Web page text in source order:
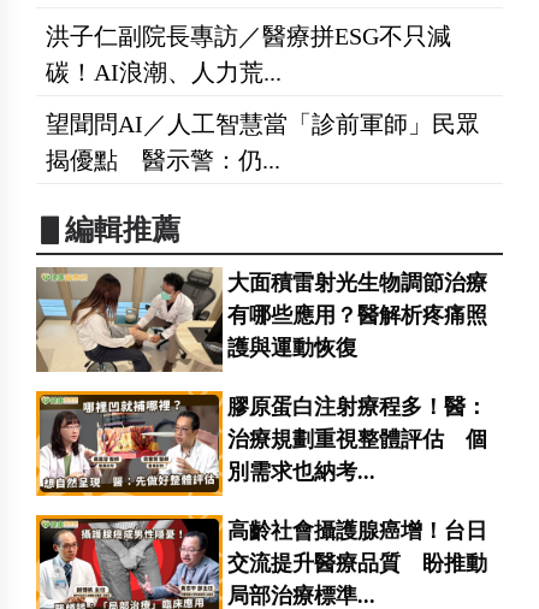
洪子仁副院長專訪／醫療拼ESG不只減
碳！AI浪潮、人力荒...
望聞問AI／人工智慧當「診前軍師」民眾
揭優點 醫示警：仍...
▋編輯推薦
大面積雷射光生物調節治療
有哪些應用？醫解析疼痛照
護與運動恢復
膠原蛋白注射療程多！醫：
治療規劃重視整體評估 個
別需求也納考...
高齡社會攝護腺癌增！台日
交流提升醫療品質 盼推動
局部治療標準...